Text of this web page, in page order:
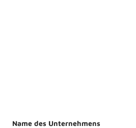
Name des Unternehmens